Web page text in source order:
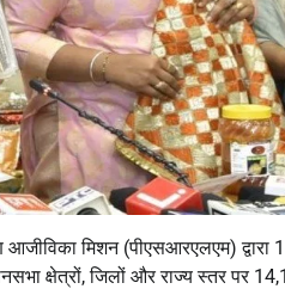
मिशन (पीएसआरएलएम) द्वारा
क्षेत्रों, जिलों और राज्य स्तर पर